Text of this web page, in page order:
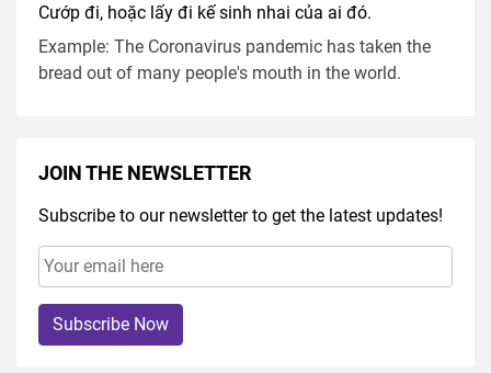
Cướp đi, hoặc lấy đi kế sinh nhai của ai đó.
Example: The Coronavirus pandemic has taken the
bread out of many people's mouth in the world.
JOIN THE NEWSLETTER
Subscribe to our newsletter to get the latest updates!
Subscribe Now